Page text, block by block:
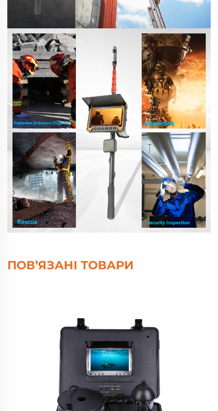
ПОВ’ЯЗАНІ ТОВАРИ